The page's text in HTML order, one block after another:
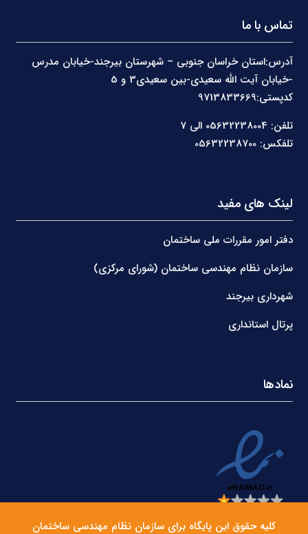
تماس با ما
آدرس:استان خراسان جنوبی – شهرستان بیرجند-خیابان مدرس
کدپستی:9713833669
تلفن: 05632238004 الی 7
تلفکس: 05632238700
لینک های مفید
دفتر امور مقررات ملی ساختمان
سازمان نظام مهندسی ساختمان (شورای مرکزی)
شهرداری بیرجند
پرتال استانداری
نمادها
کلیه حقوق این پایگاه برای سازمان نظام مهندسی ساختمان